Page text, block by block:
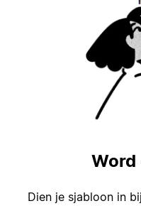
Word
Dien je sjabloon in